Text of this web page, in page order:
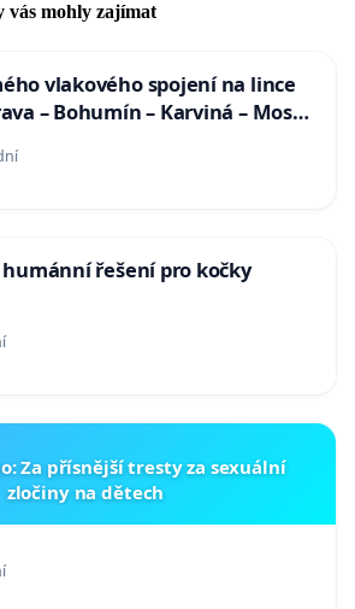
vás mohly zajímat
vlakového spojení na lince
– Bohumín – Karviná – Mosty
řešení pro kočky
Za přísnější tresty za sexuální
zločiny na dětech